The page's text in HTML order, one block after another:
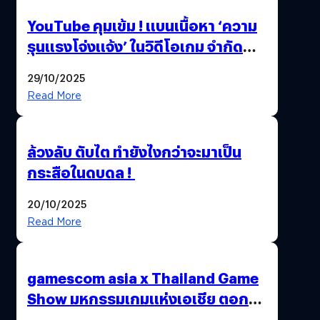
YouTube คุมเข้ม ! แบนเนื้อหา ‘ความ
รุนแรงโจ่งแจ้ง’ ในวิดีโอเกม จำกัด
29/10/2025
Read More
ล้วงลับ ตับไต ทำยังไงกว่าจะมาเป็น
กระสือในดบดล !
20/10/2025
Read More
gamescom asia x Thailand Game
Show มหกรรมเกมแห่งเอเชีย ตอกย้ำ